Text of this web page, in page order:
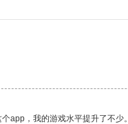
app，我的游戏水平提升了不少。